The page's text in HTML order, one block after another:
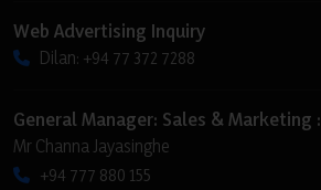
Web Advertising Inquiry
Dilan: +94 77 372 7288
General Manager: Sales & Marketing :
Mr Channa Jayasinghe
+94 777 880 155